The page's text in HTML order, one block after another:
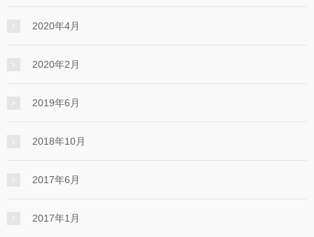
2020年4月
2020年2月
2019年6月
2018年10月
2017年6月
2017年1月